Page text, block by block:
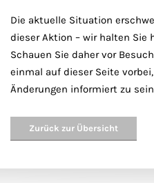
Die aktuelle Situation
dieser Aktion – wir halten Sie
Schauen Sie daher vor
einmal auf dieser Seite
Änderungen informiert zu
Zurück zur Übersicht